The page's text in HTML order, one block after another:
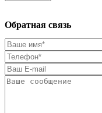
Обратная связь